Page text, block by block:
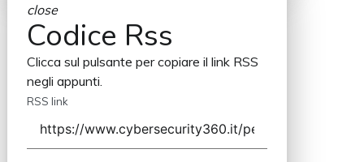
close
Codice Rss
Clicca sul pulsante per copiare il link RSS
negli appunti.
RSS link